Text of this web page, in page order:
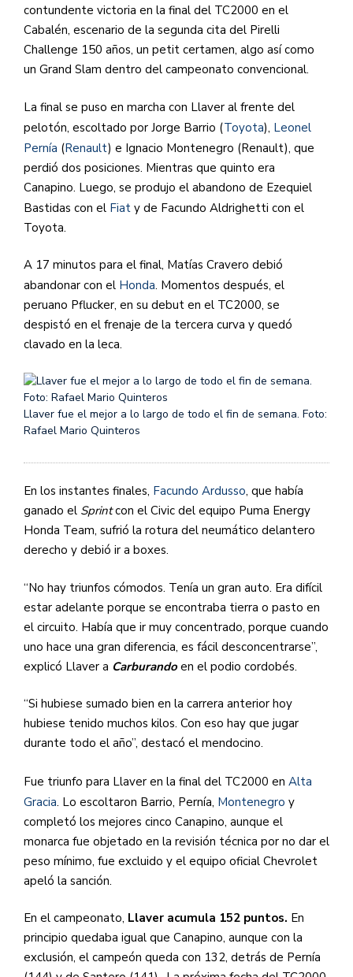
contundente victoria en la final del TC2000 en el
Cabalén, escenario de la segunda cita del Pirelli
Challenge 150 años, un petit certamen, algo así como
un Grand Slam dentro del campeonato convencional.
La final se puso en marcha con Llaver al frente del
pelotón, escoltado por Jorge Barrio (Toyota), Leonel
Pernía (Renault) e Ignacio Montenegro (Renault), que
perdió dos posiciones. Mientras que quinto era
Canapino. Luego, se produjo el abandono de Ezequiel
Bastidas con el Fiat y de Facundo Aldrighetti con el
Toyota.
A 17 minutos para el final, Matías Cravero debió
abandonar con el Honda. Momentos después, el
peruano Pflucker, en su debut en el TC2000, se
despistó en el frenaje de la tercera curva y quedó
clavado en la leca.
Llaver fue el mejor a lo largo de todo el fin de semana. Foto:
Rafael Mario Quinteros
En los instantes finales, Facundo Ardusso, que había
ganado el Sprintcon el Civic del equipo Puma Energy
Honda Team, sufrió la rotura del neumático delantero
derecho y debió ir a boxes.
“No hay triunfos cómodos. Tenía un gran auto. Era difícil
estar adelante porque se encontraba tierra o pasto en
el circuito. Había que ir muy concentrado, porque cuando
uno hace una gran diferencia, es fácil desconcentrarse”,
explicó Llaver a Carburandoen el podio cordobés.
“Si hubiese sumado bien en la carrera anterior hoy
hubiese tenido muchos kilos. Con eso hay que jugar
durante todo el año”, destacó el mendocino.
Fue triunfo para Llaver en la final del TC2000 en Alta
Gracia. Lo escoltaron Barrio, Pernía, Montenegro y
completó los mejores cinco Canapino, aunque el
monarca fue objetado en la revisión técnica por no dar el
peso mínimo, fue excluido y el equipo oficial Chevrolet
apeló la sanción.
En el campeonato, Llaver acumula 152 puntos. En
principio quedaba igual que Canapino, aunque con la
exclusión, el campeón queda con 132, detrás de Pernía